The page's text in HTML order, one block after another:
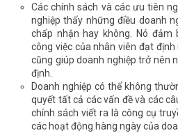
Các chính sách và các ưu tiên
nghiệp thấy những điều doanh
chấp nhận hay không. Nó
công việc của nhân viên đạt
cũng giúp doanh nghiệp trở nên
định.
Doanh nghiệp có thể không
quyết tất cả các vấn đề và các
chính sách viết ra là công cụ
các hoạt động hàng ngày của